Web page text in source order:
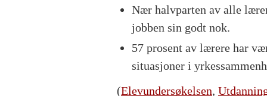
Nær halvparten av alle
jobben sin godt nok.
57 prosent av lærere har
situasjoner i
(Elevundersøkelsen,